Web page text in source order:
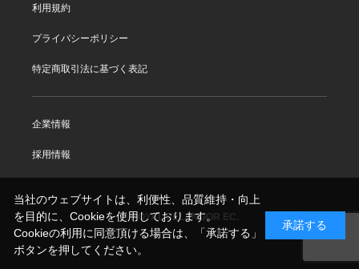
利用規約
プライバシーポリシー
特定商取引法に基づく表記
企業情報
採用情報
© ROYAL SELANGOR EC.
当社のウェブサイトは、利便性、品質維持・向上
を目的に、Cookieを使用しております。
Cookieの利用に同意頂ける場合は、「承諾する」
ボタンを押してください。
承諾する